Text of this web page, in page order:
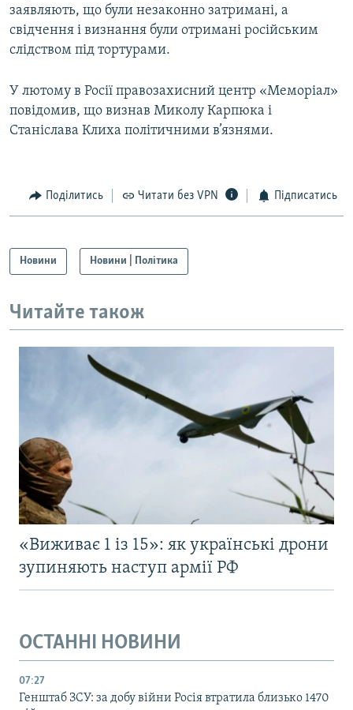
заявляють, що були незаконно затримані, а
свідчення і визнання були отримані російським
слідством під тортурами.
У лютому в Росії правозахисний центр «Меморіал»
повідомив, що визнав Миколу Карпюка і
Станіслава Клиха політичними в’язнями.
Поділитись Читати без VPN Підписатись
Новини Новини | Політика
Читайте також
«Виживає 1 із 15»: як українські дрони
зупиняють наступ армії РФ
ОСТАННІ НОВИНИ
07:27
Генштаб ЗСУ: за добу війни Росія втратила близько 1470